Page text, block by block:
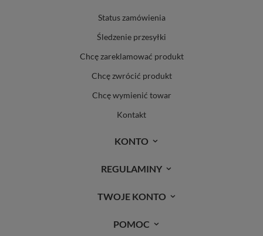
Status zamówienia
Śledzenie przesyłki
Chcę zareklamować produkt
Chcę zwrócić produkt
Chcę wymienić towar
Kontakt
KONTO
REGULAMINY
TWOJE KONTO
POMOC